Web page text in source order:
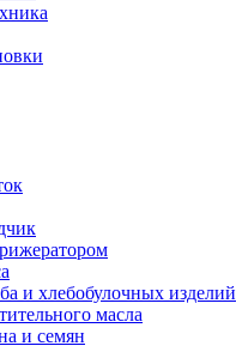
и хлебобулочных изделий
масла
и семян